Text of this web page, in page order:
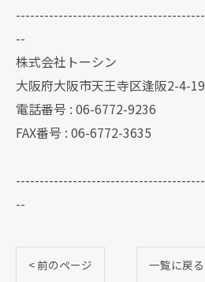
--
株式会社トーシン
大阪府大阪市天王寺区逢阪2-4-19
電話番号 : 06-6772-9236
FAX番号 : 06-6772-3635
--
< 前のページ 一覧に戻る